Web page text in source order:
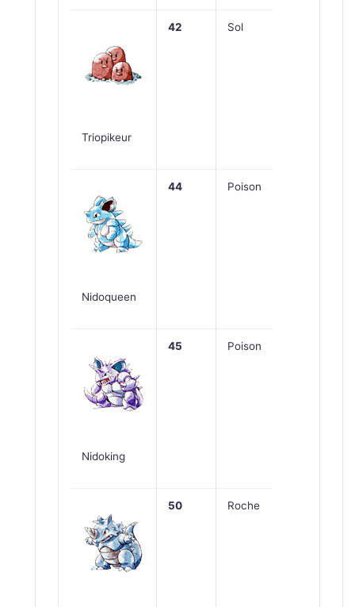
Triopikeur
42 Sol
Nidoqueen
44 Poison
Nidoking
45 Poison
50 Roche